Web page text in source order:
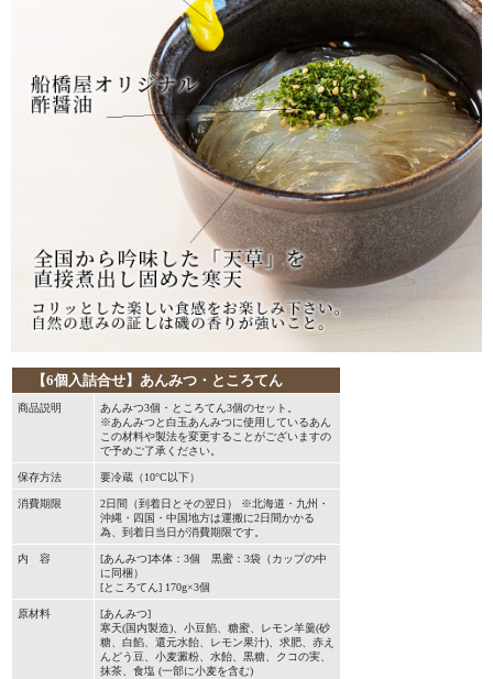
【6個入詰合せ】あんみつ・ところてん
商品説明
あんみつ3個・ところてん3個のセット。
※あんみつと白玉あんみつに使用しているあん
この材料や製法を変更することがございますの
で予めご了承ください。
保存方法 要冷蔵（10°C以下）
消費期限
2日間（到着日とその翌日） ※北海道・九州・
沖縄・四国・中国地方は運搬に2日間かかる
為、到着日当日が消費期限です。
内 容
[あんみつ]本体：3個 黒蜜：3袋（カップの中
に同梱）
[ところてん] 170g×3個
原材料
[あんみつ]
寒天(国内製造)、小豆餡、糖蜜、レモン羊羹(砂
糖、白餡、還元水飴、レモン果汁)、求肥、赤え
んどう豆、小麦澱粉、水飴、黒糖、クコの実、
抹茶、食塩 (一部に小麦を含む)